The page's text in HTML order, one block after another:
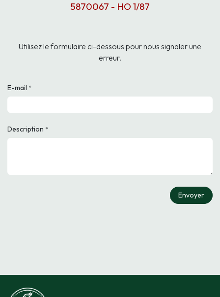
5870067 - HO 1/87
Utilisez le formulaire ci-dessous pour nous signaler une
erreur.
E-mail *
Description *
Envoyer